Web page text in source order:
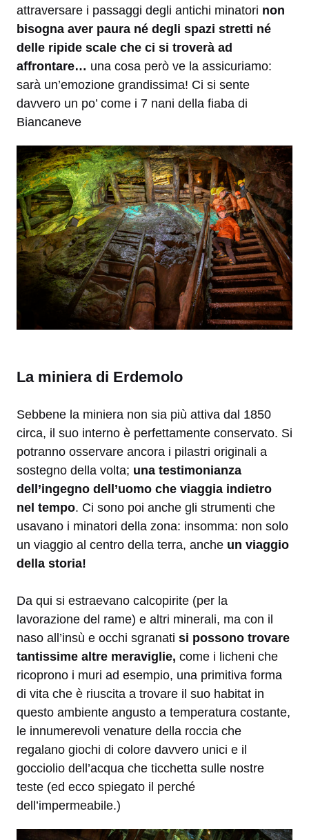
attraversare i passaggi degli antichi minatori non
bisogna aver paura né degli spazi stretti né
delle ripide scale che ci si troverà ad
affrontare… una cosa però ve la assicuriamo:
sarà un’emozione grandissima! Ci si sente
davvero un po’ come i 7 nani della fiaba di
Biancaneve
La miniera di Erdemolo
Sebbene la miniera non sia più attiva dal 1850
circa, il suo interno è perfettamente conservato. Si
potranno osservare ancora i pilastri originali a
sostegno della volta; una testimonianza
dell’ingegno dell’uomo che viaggia indietro
nel tempo. Ci sono poi anche gli strumenti che
usavano i minatori della zona: insomma: non solo
un viaggio al centro della terra, anche un viaggio
della storia!
Da qui si estraevano calcopirite (per la
lavorazione del rame) e altri minerali, ma con il
naso all’insù e occhi sgranati si possono trovare
tantissime altre meraviglie, come i licheni che
ricoprono i muri ad esempio, una primitiva forma
di vita che è riuscita a trovare il suo habitat in
questo ambiente angusto a temperatura costante,
le innumerevoli venature della roccia che
regalano giochi di colore davvero unici e il
gocciolio dell’acqua che ticchetta sulle nostre
teste (ed ecco spiegato il perché
dell’impermeabile.)